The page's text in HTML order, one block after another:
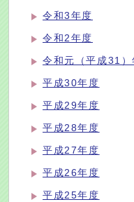
令和3年度
令和2年度
令和元（平成31）
平成30年度
平成29年度
平成28年度
平成27年度
平成26年度
平成25年度